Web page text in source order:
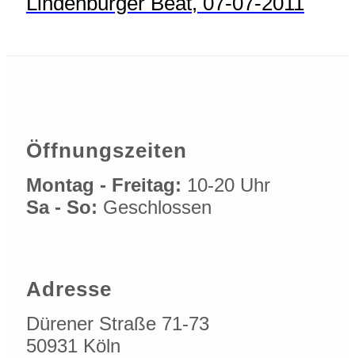
Öffnungszeiten
Montag - Freitag: 10-20 Uhr
Sa - So: Geschlossen
Adresse
Dürener Straße 71-73
50931 Köln